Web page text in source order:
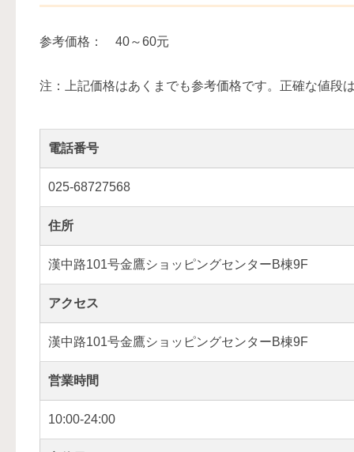
参考価格： 40～60元
注：上記価格はあくまでも参考価格です。正確な値段
電話番号
025-68727568
住所
漢中路101号金鷹ショッピングセンターB棟9F
アクセス
漢中路101号金鷹ショッピングセンターB棟9F
営業時間
10:00-24:00